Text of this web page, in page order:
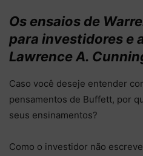
Os ensaios de
para investidores e
Lawrence A.
Caso você deseje entender
pensamentos de Buffett, por
seus ensinamentos?
Como o investidor não